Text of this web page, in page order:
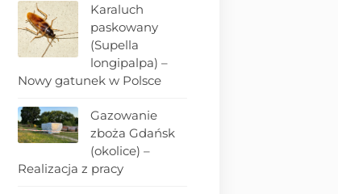
Karaluch
paskowany
(Supella
longipalpa) –
Nowy gatunek w Polsce
Gazowanie
zboża Gdańsk
(okolice) –
Realizacja z pracy